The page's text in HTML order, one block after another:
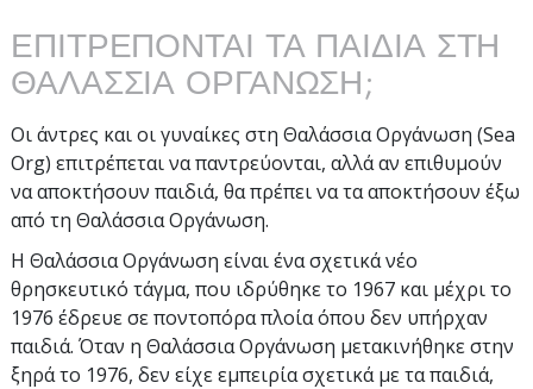
ΕΠΙΤΡΕΠΟΝΤΑΙ ΤΑ ΠΑΙΔΙΑ ΣΤΗ
ΘΑΛΑΣΣΙΑ ΟΡΓΑΝΩΣΗ;
Οι άντρες και οι γυναίκες στη Θαλάσσια Οργάνωση (Sea
Org) επιτρέπεται να παντρεύονται, αλλά αν επιθυμούν
να αποκτήσουν παιδιά, θα πρέπει να τα αποκτήσουν έξω
από τη Θαλάσσια Οργάνωση.
Η Θαλάσσια Οργάνωση είναι ένα σχετικά νέο
θρησκευτικό τάγμα, που ιδρύθηκε το 1967 και μέχρι το
1976 έδρευε σε ποντοπόρα πλοία όπου δεν υπήρχαν
παιδιά. Όταν η Θαλάσσια Οργάνωση μετακινήθηκε στην
ξηρά το 1976, δεν είχε εμπειρία σχετικά με τα παιδιά,